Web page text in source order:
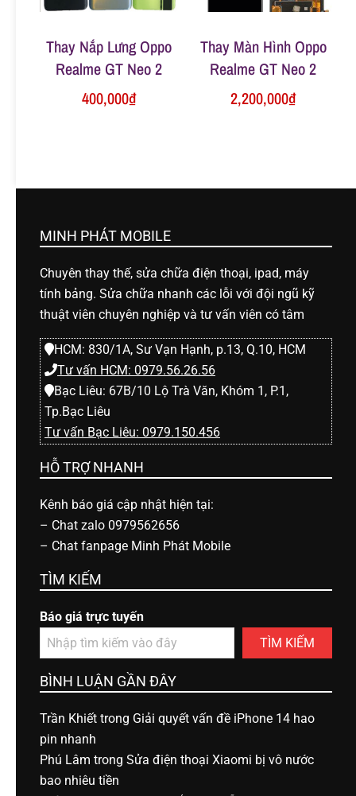
Thay Nắp Lưng Oppo
Realme GT Neo 2
400,000₫
Thay Màn Hình Oppo
Realme GT Neo 2
2,200,000₫
MINH PHÁT MOBILE
Chuyên thay thế, sửa chữa điện thoại, ipad, máy
tính bảng. Sửa chữa nhanh các lỗi với đội ngũ kỹ
thuật viên chuyên nghiệp và tư vấn viên có tâm
HCM: 830/1A, Sư Vạn Hạnh, p.13, Q.10, HCM
Tư vấn HCM: 0979.56.26.56
Bạc Liêu: 67B/10 Lộ Trà Văn, Khóm 1, P.1,
Tp.Bạc Liêu
Tư vấn Bạc Liêu: 0979.150.456
HỖ TRỢ NHANH
Kênh báo giá cập nhật hiện tại:
– Chat zalo 0979562656
– Chat fanpage Minh Phát Mobile
TÌM KIẾM
Báo giá trực tuyến
TÌM KIẾM
BÌNH LUẬN GẦN ĐÂY
Trần Khiết trong Giải quyết vấn đề iPhone 14 hao
pin nhanh
Phú Lâm trong Sửa điện thoại Xiaomi bị vô nước
bao nhiêu tiền